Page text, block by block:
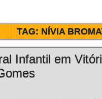
TAG:NÍVIA
Infantil em